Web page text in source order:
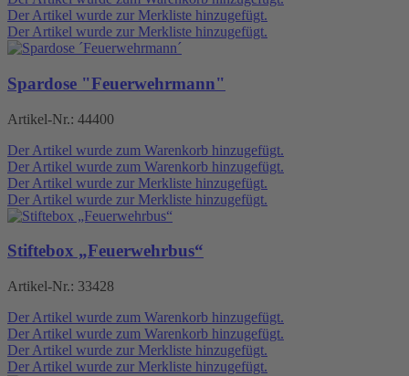
Der Artikel wurde zur Merkliste hinzugefügt.
Der Artikel wurde zur Merkliste hinzugefügt.
Spardose "Feuerwehrmann"
Artikel-Nr.: 44400
Der Artikel wurde zum Warenkorb hinzugefügt.
Der Artikel wurde zum Warenkorb hinzugefügt.
Der Artikel wurde zur Merkliste hinzugefügt.
Der Artikel wurde zur Merkliste hinzugefügt.
Stiftebox „Feuerwehrbus“
Artikel-Nr.: 33428
Der Artikel wurde zum Warenkorb hinzugefügt.
Der Artikel wurde zum Warenkorb hinzugefügt.
Der Artikel wurde zur Merkliste hinzugefügt.
Der Artikel wurde zur Merkliste hinzugefügt.